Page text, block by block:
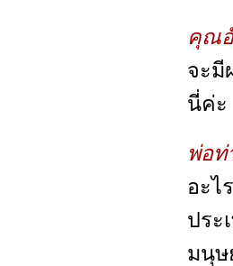
คุณ
จะมี
นี่ค่ะ
พ่อท่
อะไ
ประ
มนุษ